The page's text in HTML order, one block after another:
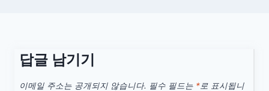
답글 남기기
이메일 주소는 공개되지 않습니다. 필수 필드는 *로 표시됩니